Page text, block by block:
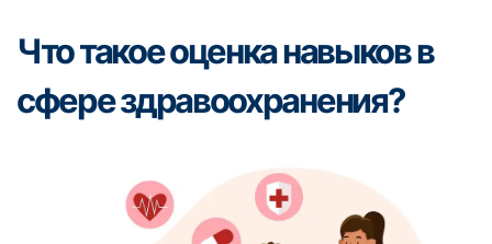
Что такое оценка навыков в
сфере здравоохранения?